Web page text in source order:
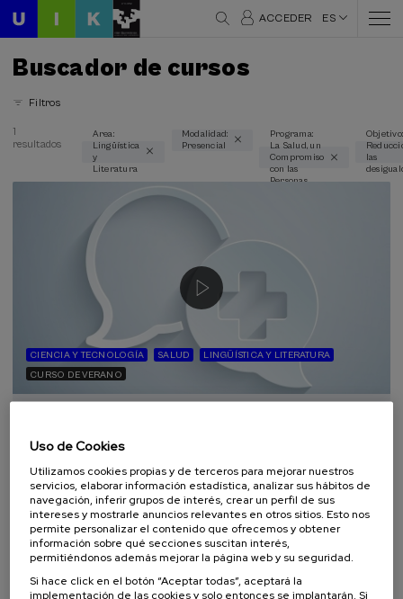
ACCEDER ES
Buscador de cursos
Filtros
Áreas temáticas
Presencial (1)
Tipo de actividad
Curso de verano (1)
Programas especiales
La Salud, un Compromiso con las Personas (1)
Objetivos de desarrollo sostenible
1
resultados
Area:
Lingüística
y
Literatura
Modalidad:
Presencial
Programa:
La Salud, un
Compromiso
con las
Personas
Objetivo:
las
CIENCIA Y TECNOLOGÍA SALUD
LINGÜÍSTICA Y LITERATURA
CURSO DE VERANO
artifiziala eta osasuna
10 h. Euskera .
DESDE 12 €
plazas
pasada
de
espera
de
matrícula
finalizado
Uso de Cookies
Utilizamos cookies propias y de terceros para mejorar nuestros
servicios, elaborar información estadística, analizar sus hábitos de
navegación, inferir grupos de interés, crear un perfil de sus
intereses y mostrarle anuncios relevantes en otros sitios. Esto nos
permite personalizar el contenido que ofrecemos y obtener
información sobre qué secciones suscitan interés,
permitiéndonos además mejorar la página web y su seguridad.
Si hace click en el botón “Aceptar todas”, aceptará la
implementación de las cookies y solo entonces se implantarán. Si